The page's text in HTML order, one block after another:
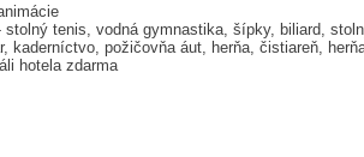
tenis, vodná gymnastika, šípky, biliard,
kaderníctvo, požičovňa áut, herňa, čistiareň,
hotela zdarma